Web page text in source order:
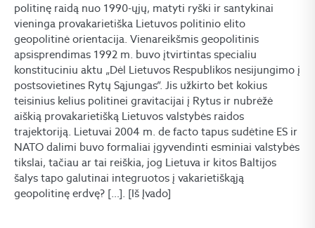
politinę raidą nuo 1990-ųjų, matyti ryški ir santykinai
vieninga provakarietiška Lietuvos politinio elito
geopolitinė orientacija. Vienareikšmis geopolitinis
apsisprendimas 1992 m. buvo įtvirtintas specialiu
konstituciniu aktu „Dėl Lietuvos Respublikos nesijungimo į
postsovietines Rytų Sąjungas”. Jis užkirto bet kokius
teisinius kelius politinei gravitacijai į Rytus ir nubrėžė
aiškią provakarietišką Lietuvos valstybės raidos
trajektoriją. Lietuvai 2004 m. de facto tapus sudėtine ES ir
NATO dalimi buvo formaliai įgyvendinti esminiai valstybės
tikslai, tačiau ar tai reiškia, jog Lietuva ir kitos Baltijos
šalys tapo galutinai integruotos į vakarietiškąją
geopolitinę erdvę? […]. [Iš Įvado]